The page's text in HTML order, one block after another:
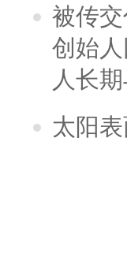
被传
创始
人长
太阳